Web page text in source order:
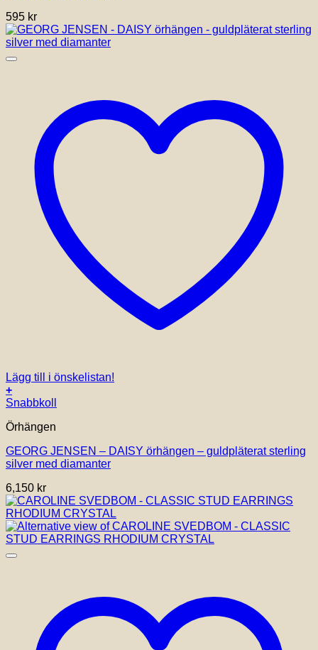
595 kr
Lägg till i önskelistan!
+
Snabbkoll
Örhängen
GEORG JENSEN – DAISY örhängen – guldpläterat sterling
silver med diamanter
6,150 kr